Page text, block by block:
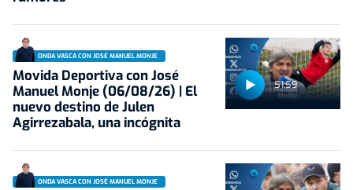
51:59
ONDA VASCA CON JOSÉ MANUEL MONJE
Movida Deportiva con José
Manuel Monje (06/08/26) | El
nuevo destino de Julen
Agirrezabala, una incógnita
ONDA VASCA CON JOSÉ MANUEL MONJE